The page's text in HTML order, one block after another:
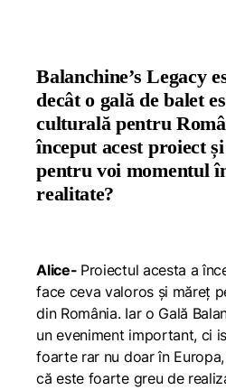
Balanchine’s Legacy
decât o gală de balet
culturală pentru
început acest proiect
pentru voi momentul
realitate?
Alice- Proiectul acesta a
face ceva valoros și măreț
din România. Iar o Gală
un eveniment important, ci
foarte rar nu doar în
că este foarte greu de